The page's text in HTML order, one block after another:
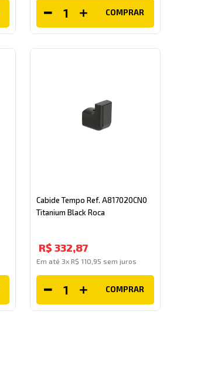
COMPRAR
Cabide Tempo Ref. A817020CN0
Titanium Black Roca
R$ 332,87
Em até 3xR$ 110 95 sem juros
COMPRAR